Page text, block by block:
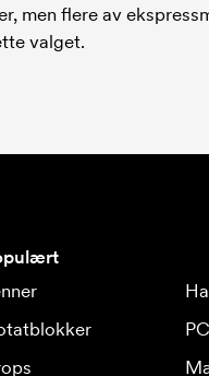
men flere av
valget.